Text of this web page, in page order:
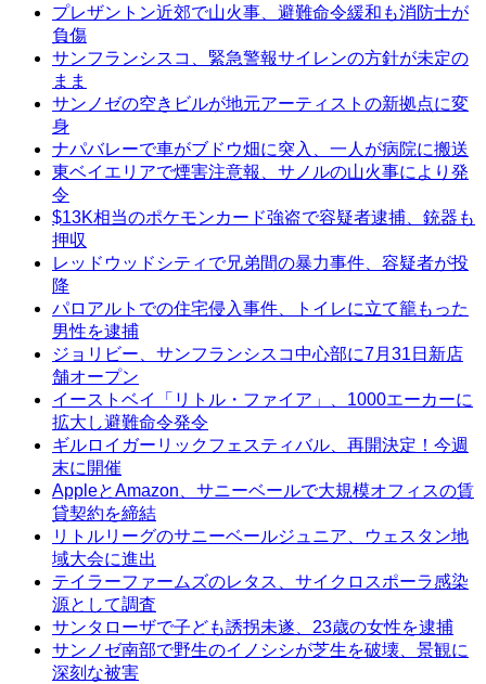
プレザントン近郊で山火事、避難命令緩和も消防士が
負傷
サンフランシスコ、緊急警報サイレンの方針が未定の
まま
サンノゼの空きビルが地元アーティストの新拠点に変
身
ナパバレーで車がブドウ畑に突入、一人が病院に搬送
東ベイエリアで煙害注意報、サノルの山火事により発
令
$13K相当のポケモンカード強盗で容疑者逮捕、銃器も
押収
レッドウッドシティで兄弟間の暴力事件、容疑者が投
降
パロアルトでの住宅侵入事件、トイレに立て籠もった
男性を逮捕
ジョリビー、サンフランシスコ中心部に7月31日新店
舗オープン
イーストベイ「リトル・ファイア」、1000エーカーに
拡大し避難命令発令
ギルロイガーリックフェスティバル、再開決定！今週
末に開催
AppleとAmazon、サニーベールで大規模オフィスの賃
貸契約を締結
リトルリーグのサニーベールジュニア、ウェスタン地
域大会に進出
テイラーファームズのレタス、サイクロスポーラ感染
源として調査
サンタローザで子ども誘拐未遂、23歳の女性を逮捕
サンノゼ南部で野生のイノシシが芝生を破壊、景観に
深刻な被害